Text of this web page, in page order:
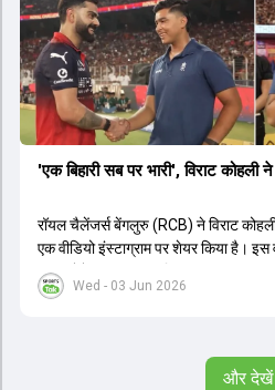
Wed - 03 Jun 2026
'एक बिहारी सब पर भारी', विराट कोहली
रॉयल चैलेंजर्स बेंगलुरु (RCB) ने विराट
एक वीडियो इंस्टाग्राम पर शेयर किया है। इस
सलाह देते हुए कहा, 'एक बिहारी सब पर
पर विश्वास रखने और नकारात्मक बातों पर
सीरीज खेलेंगे। वहीं, विराट कोहली लंदन
और देखें